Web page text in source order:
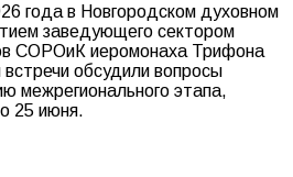
года в Новгородском духовном
заведующего сектором
СОРОиК иеромонаха Трифона
обсудили вопросы
межрегионального этапа,
25 июня.